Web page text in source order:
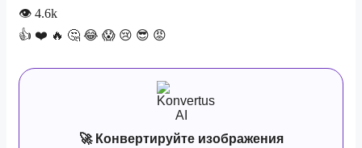
👁 4.6k
👍 ❤️ 🔥 🤔 😂 😱 😢 😎 😡
🚀 Конвертируйте изображения